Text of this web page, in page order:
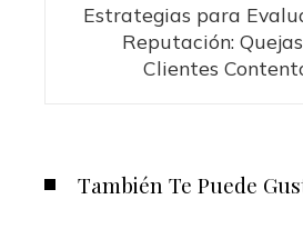
Estrategias para
Reputación:
Clientes
También Te Puede